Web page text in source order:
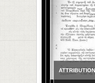
ATTRIBUTION